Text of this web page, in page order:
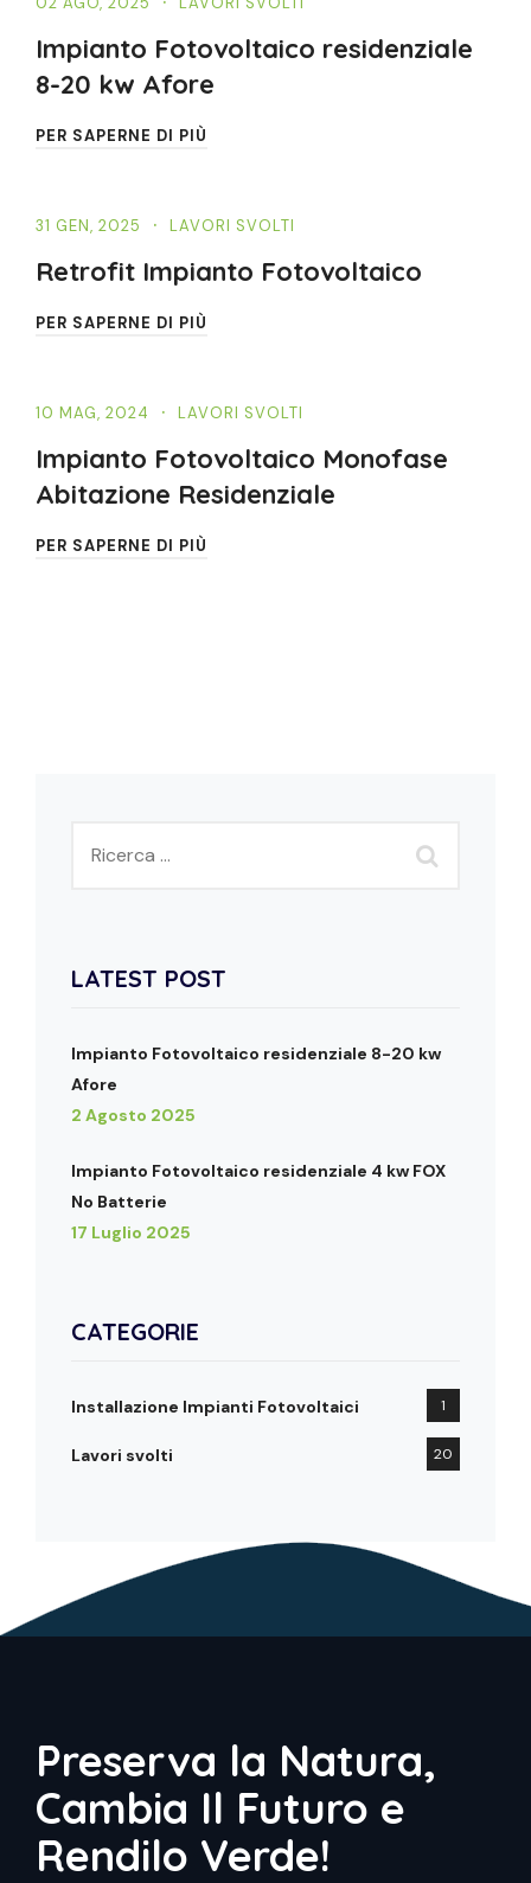
Impianto Fotovoltaico residenziale
8-20 kw Afore
PER SAPERNE DI PIÙ
31 GEN, 2025 LAVORI SVOLTI
Retrofit Impianto Fotovoltaico
PER SAPERNE DI PIÙ
10 MAG, 2024 LAVORI SVOLTI
Impianto Fotovoltaico Monofase
Abitazione Residenziale
PER SAPERNE DI PIÙ
LATEST POST
Impianto Fotovoltaico residenziale 8-20 kw
Afore
2 Agosto 2025
Impianto Fotovoltaico residenziale 4 kw FOX
No Batterie
17 Luglio 2025
CATEGORIE
Installazione Impianti Fotovoltaici 1
Lavori svolti 20
Preserva la Natura,
Cambia Il Futuro e
Rendilo Verde!